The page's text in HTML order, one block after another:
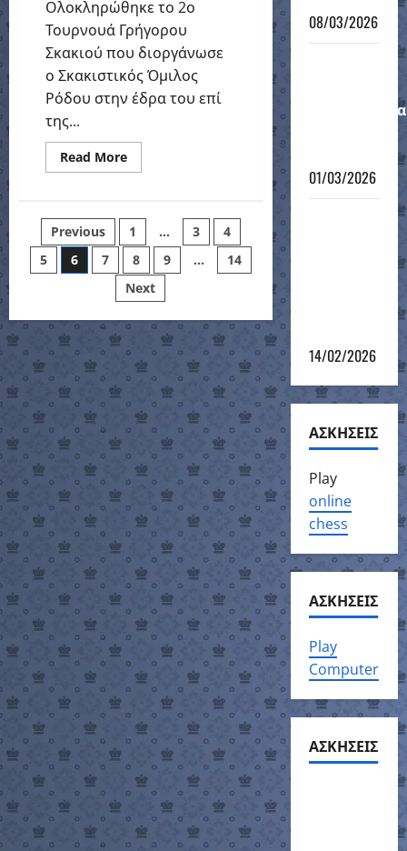
Ολοκληρώθηκε το 2ο
Τουρνουά Γρήγορου
Σκακιού που διοργάνωσε
ο Σκακιστικός Όμιλος
Ρόδου στην έδρα του επί
της...
Read MoreRead
more
Rapid
Σ.Ο.Ρ
ΙΠΠΟΤΗΣ
Posts
pagination
Previous 1 … 3
4
5
6 7 8 9 …
14
Next
08/03/2026
Πρωτάθλημα
01/03/2026
14/02/2026
ΑΣΚΗΣΕΙΣ
Play
online
chess
ΑΣΚΗΣΕΙΣ
Play
Computer
ΑΣΚΗΣΕΙΣ